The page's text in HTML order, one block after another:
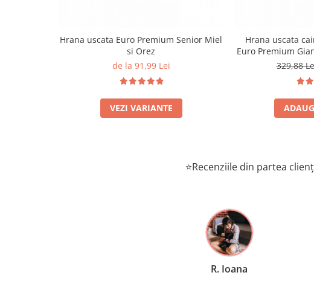
Hrana uscata Euro Premium Senior Miel
si Orez
de la 91,99 Lei
VEZI VARIANTE
Hrana uscata
Euro Premium
329,88
⭐Recenziile din partea